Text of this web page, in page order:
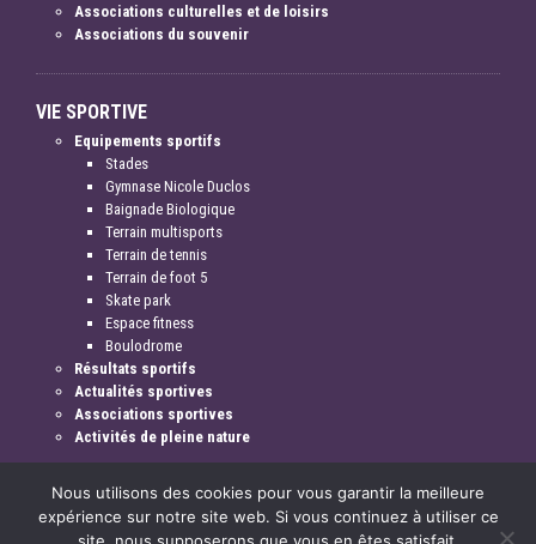
Associations culturelles et de loisirs
Associations du souvenir
VIE SPORTIVE
Equipements sportifs
Stades
Gymnase Nicole Duclos
Baignade Biologique
Terrain multisports
Terrain de tennis
Terrain de foot 5
Skate park
Espace fitness
Boulodrome
Résultats sportifs
Actualités sportives
Associations sportives
Activités de pleine nature
Nous utilisons des cookies pour vous garantir la meilleure
expérience sur notre site web. Si vous continuez à utiliser ce